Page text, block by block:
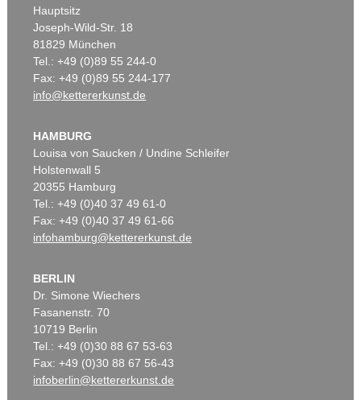
Hauptsitz
Joseph-Wild-Str. 18
81829 München
Tel.: +49 (0)89 55 244-0
Fax: +49 (0)89 55 244-177
info@kettererkunst.de
HAMBURG
Louisa von Saucken / Undine Schleifer
Holstenwall 5
20355 Hamburg
Tel.: +49 (0)40 37 49 61-0
Fax: +49 (0)40 37 49 61-66
infohamburg@kettererkunst.de
BERLIN
Dr. Simone Wiechers
Fasanenstr. 70
10719 Berlin
Tel.: +49 (0)30 88 67 53-63
Fax: +49 (0)30 88 67 56-43
infoberlin@kettererkunst.de